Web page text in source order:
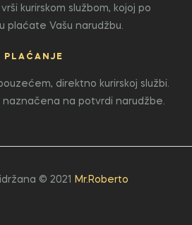
kurirskom službom, kojoj po
plaćate Vašu narudžbu.
PLAĆANJE
direktno kurirskoj službi.
naznačena na potvrdi narudžbe.
© 2021 Mr.Roberto